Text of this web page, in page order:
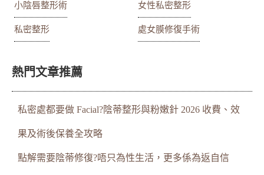
小陰唇整形術 女性私密整形
私密整形 處女膜修復手術
熱門文章推薦
私密處都要做 Facial?陰蒂整形與粉嫩針 2026 收費、效
果及術後保養全攻略
點解需要陰蒂修復?唔只為性生活，更多係為返自信